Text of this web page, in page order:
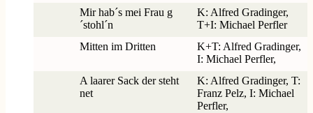
Mir hab´s mei Frau g
´stohl´n
K: Alfred Gradinger,
T+I: Michael Perfler
Mitten im Dritten
K+T: Alfred Gradinger,
I: Michael Perfler,
A laarer Sack der steht
net
K: Alfred Gradinger, T:
Franz Pelz, I: Michael
Perfler,